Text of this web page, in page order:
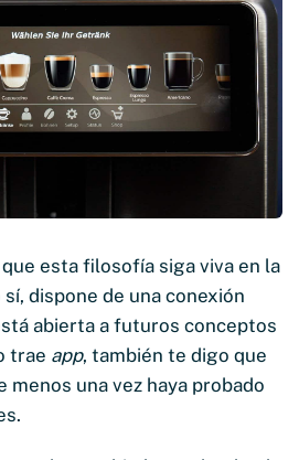
esta filosofía siga viva en la
dispone de una conexión
abierta a futuros conceptos
trae app, también te digo que
menos una vez haya probado